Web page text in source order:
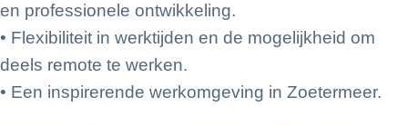
en professionele ontwikkeling.
• Flexibiliteit in werktijden en de mogelijkheid om
deels remote te werken.
• Een inspirerende werkomgeving in Zoetermeer.